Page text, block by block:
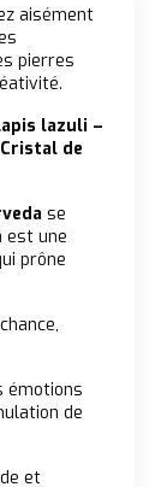
aisément
pierres
lazuli –
de
se
est une
prône
émotions
de
et